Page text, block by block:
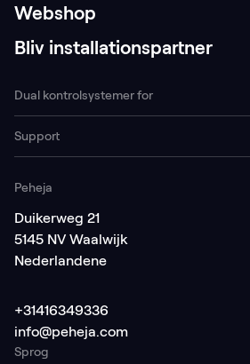
Webshop
Bliv installationspartner
Dual kontrolsystemer for
Support
Peheja
Duikerweg 21
5145 NV Waalwijk
Nederlandene
+31416349336
info@peheja.com
Sprog